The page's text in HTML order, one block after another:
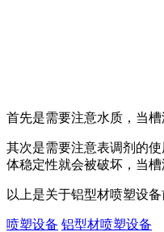
首先是需要注意水质，当
其次是需要注意表调剂的
体稳定性就会被破坏，当
以上是关于铝型材喷塑设
喷塑设备 铝型材喷塑设备